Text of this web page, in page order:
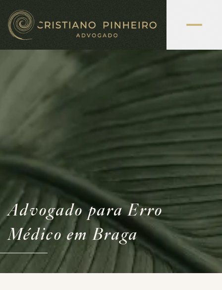
Advogado para Erro
Médico em Braga